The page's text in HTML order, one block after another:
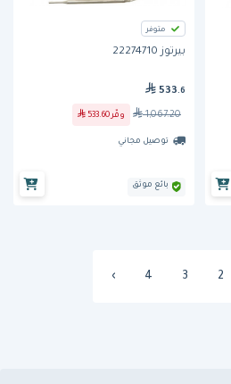
متوفر
بيرتوز 22274710
533 .6
1,067.20 وفّر 533.60
توصيل مجاني
بائع موثق
2
3
4
›